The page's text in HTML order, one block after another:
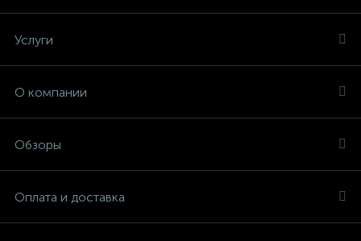
Услуги
О компании
Обзоры
Оплата и доставка